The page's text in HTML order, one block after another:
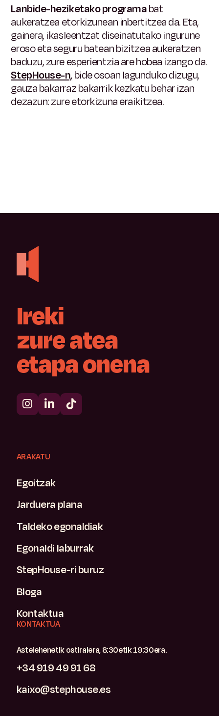
Lanbide-heziketako programabat
aukeratzea etorkizunean inbertitzea da. Eta,
gainera, ikasleentzat diseinatutako ingurune
eroso eta seguru batean bizitzea aukeratzen
baduzu, zure esperientzia are hobea izango da.
StepHouse-n,bide osoan lagunduko dizugu,
gauza bakarraz bakarrik kezkatu behar izan
dezazun: zure etorkizuna eraikitzea.
Ireki
zureatea
etapaonena
ARAKATU
Egoitzak
Jarduera plana
Taldeko egonaldiak
Egonaldi laburrak
StepHouse-ri buruz
Bloga
Kontaktua
KONTAKTUA
Astelehenetik ostiralera, 8:30etik 19:30era.
+34 919 49 91 68
kaixo@stephouse.es